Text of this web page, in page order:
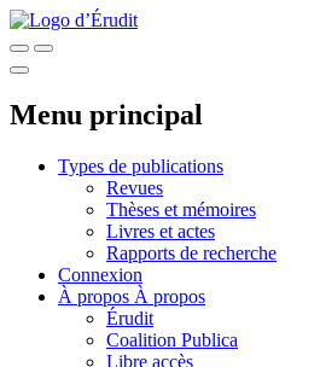
Menu principal
Types de publications
Revues
Thèses et mémoires
Livres et actes
Rapports de recherche
Connexion
À propos À propos
Érudit
Coalition Publica
Libre accès